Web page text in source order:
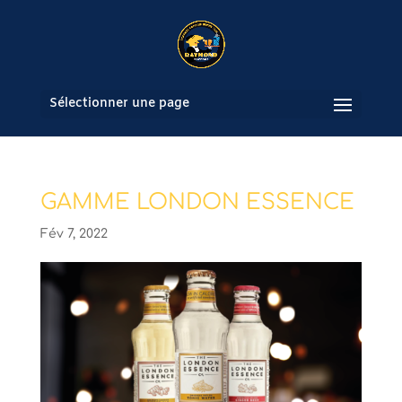
Sélectionner une page
GAMME LONDON ESSENCE
Fév 7, 2022